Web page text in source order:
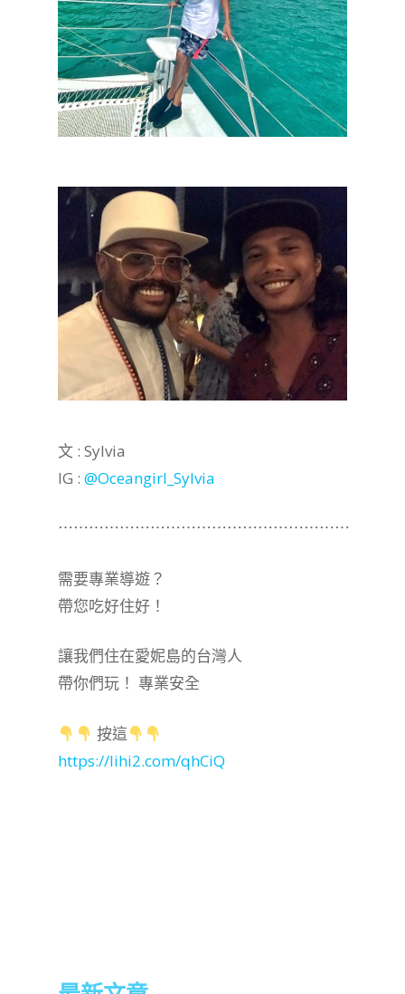
文 : Sylvia
IG : @Oceangirl_Sylvia
⋯⋯⋯⋯⋯⋯⋯⋯⋯⋯⋯⋯⋯⋯⋯⋯⋯⋯⋯
需要專業導遊？
帶您吃好住好！
讓我們住在愛妮島的台灣人
帶你們玩！ 專業安全
按這
https://lihi2.com/qhCiQ